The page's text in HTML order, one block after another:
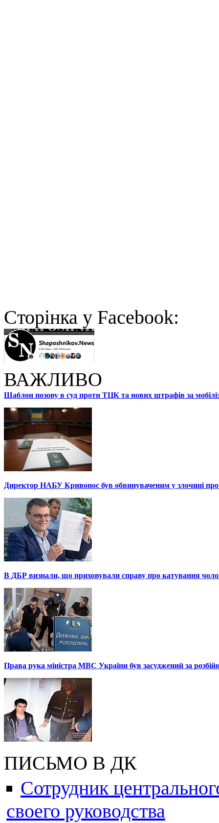
Cторінка у Facebook:
ВАЖЛИВО
Шаблон позову в суд проти ТЦК та нових штрафів за
Директор НАБУ Кривонос був обвинуваченим у злочині про
В ДБР визнали, що приховували справу про катування
Права рука міністра МВС України був засуджений за
ПИСЬМО В ДК
Сотрудник
своего руководства